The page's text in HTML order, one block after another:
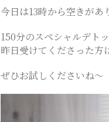
今日は13時から空きがあ
150分のスペシャルデト
ぜひお試しくださいね〜